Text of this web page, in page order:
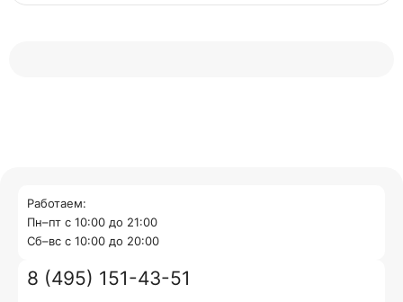
Работаем:
Пн–пт с 10:00 до 21:00
Cб–вс с 10:00 до 20:00
8 (495) 151-43-51